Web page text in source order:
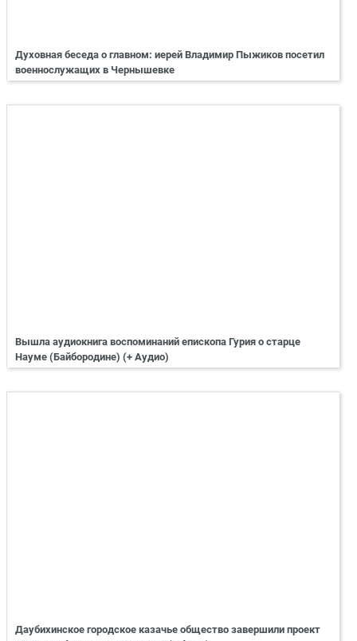
Духовная беседа о главном: иерей Владимир Пыжиков посетил
военнослужащих в Чернышевке
Вышла аудиокнига воспоминаний епископа Гурия о старце
Науме (Байбородине) (+ Аудио)
Даубихинское городское казачье общество завершили проект